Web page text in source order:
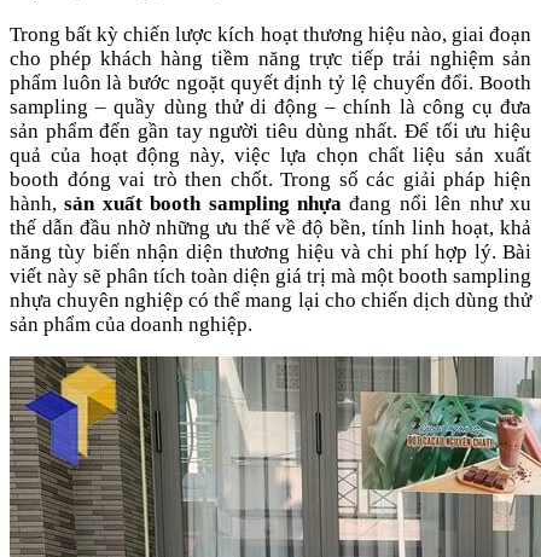
Trong bất kỳ chiến lược kích hoạt thương hiệu nào, giai đoạn
cho phép khách hàng tiềm năng trực tiếp trải nghiệm sản
phẩm luôn là bước ngoặt quyết định tỷ lệ chuyển đổi. Booth
sampling – quầy dùng thử di động – chính là công cụ đưa
sản phẩm đến gần tay người tiêu dùng nhất. Để tối ưu hiệu
quả của hoạt động này, việc lựa chọn chất liệu sản xuất
booth đóng vai trò then chốt. Trong số các giải pháp hiện
hành,sản xuất booth sampling nhựa đang nổi lên như xu
thế dẫn đầu nhờ những ưu thế về độ bền, tính linh hoạt, khả
năng tùy biến nhận diện thương hiệu và chi phí hợp lý. Bài
viết này sẽ phân tích toàn diện giá trị mà một booth sampling
nhựa chuyên nghiệp có thể mang lại cho chiến dịch dùng thử
sản phẩm của doanh nghiệp.